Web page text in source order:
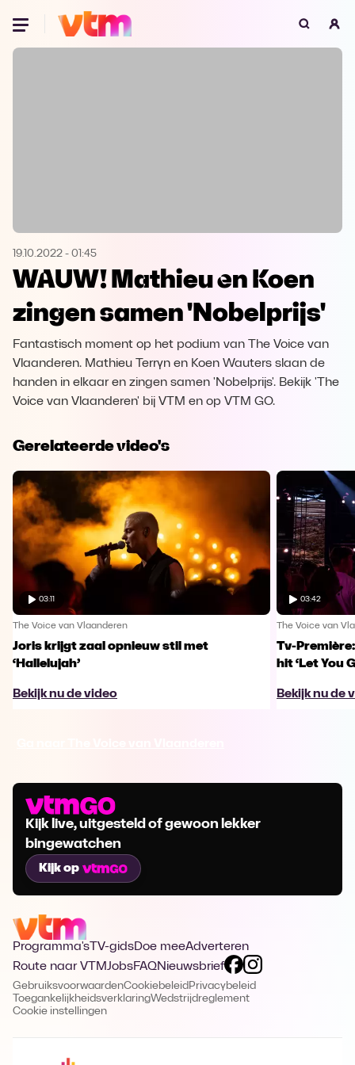
Oeps, browser niet ondersteund
Microsoft Edge Download
Opera Download
19.10.2022 - 01:45
WAUW! Mathieu en Koen
zingen samen 'Nobelprijs'
Fantastisch moment op het podium van The Voice van
Vlaanderen. Mathieu Terryn en Koen Wauters slaan de
handen in elkaar en zingen samen 'Nobelprijs'. Bekijk 'The
Voice van Vlaanderen' bij VTM en op VTM GO.
Gerelateerde video's
03:11
The Voice van Vlaanderen
Joris krijgt zaal opnieuw stil met
‘Hallelujah’
Bekijk nu de video
03:42
The Voice van
Tv-
hit ‘Let You
Bekijk nu de
Kijk live, uitgesteld of gewoon lekker
bingewatchen
Kijk op
Programma's TV-gidsDoe meeAdverteren
Route naar VTMJobsFAQNieuwsbrief
GebruiksvoorwaardenCookiebeleid Privacybeleid
ToegankelijkheidsverklaringWedstrijdreglement
Cookie instellingen